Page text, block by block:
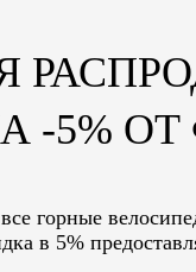
-5%
горные
в 5%